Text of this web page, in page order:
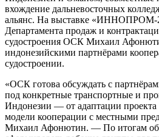
вхождение дальневосточных
альянс. На выставке «ИННОПРОМ-
Департамента продаж и
судостроения ОСК Михаил
индонезийскими партнёрами
судостроении.
«ОСК готова обсуждать с
под конкретные транспортные и
Индонезии — от адаптации
модели кооперации с местными
Михаил Афонютин. — По итогам